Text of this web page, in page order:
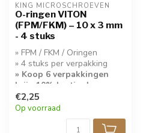
KING MICROSCHROEVEN
O-ringen VITON
(FPM/FKM) – 10 x 3 mm
- 4 stuks
» FPM / FKM / Oringen
» 4 stuks per verpakking
» Koop 6 verpakkingen
krijg 10% korting!
€2,25
Op voorraad